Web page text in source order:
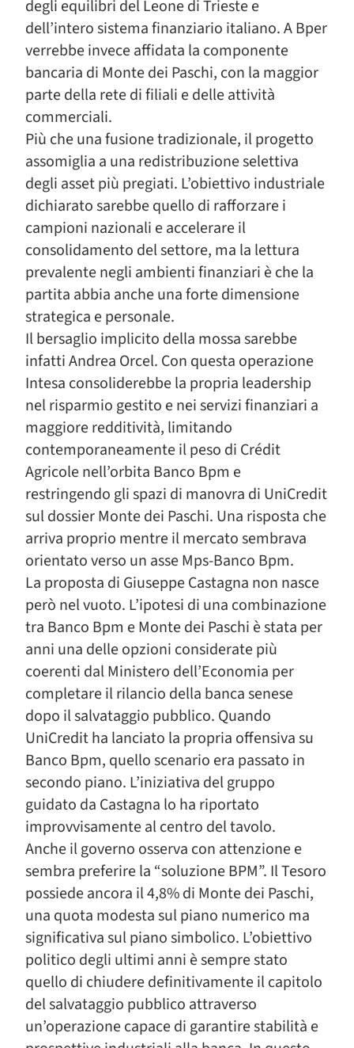
degli equilibri del Leone di Trieste e
dell’intero sistema finanziario italiano. A Bper
verrebbe invece affidata la componente
bancaria di Monte dei Paschi, con la maggior
parte della rete di filiali e delle attività
commerciali.
Più che una fusione tradizionale, il progetto
assomiglia a una redistribuzione selettiva
degli asset più pregiati. L’obiettivo industriale
dichiarato sarebbe quello di rafforzare i
campioni nazionali e accelerare il
consolidamento del settore, ma la lettura
prevalente negli ambienti finanziari è che la
partita abbia anche una forte dimensione
strategica e personale.
Il bersaglio implicito della mossa sarebbe
infatti Andrea Orcel. Con questa operazione
Intesa consoliderebbe la propria leadership
nel risparmio gestito e nei servizi finanziari a
maggiore redditività, limitando
contemporaneamente il peso di Crédit
Agricole nell’orbita Banco Bpm e
restringendo gli spazi di manovra di UniCredit
sul dossier Monte dei Paschi. Una risposta che
arriva proprio mentre il mercato sembrava
orientato verso un asse Mps-Banco Bpm.
La proposta di Giuseppe Castagna non nasce
però nel vuoto. L’ipotesi di una combinazione
tra Banco Bpm e Monte dei Paschi è stata per
anni una delle opzioni considerate più
coerenti dal Ministero dell’Economia per
completare il rilancio della banca senese
dopo il salvataggio pubblico. Quando
UniCredit ha lanciato la propria offensiva su
Banco Bpm, quello scenario era passato in
secondo piano. L’iniziativa del gruppo
guidato da Castagna lo ha riportato
improvvisamente al centro del tavolo.
Anche il governo osserva con attenzione e
sembra preferire la “soluzione BPM”. Il Tesoro
possiede ancora il 4,8% di Monte dei Paschi,
una quota modesta sul piano numerico ma
significativa sul piano simbolico. L’obiettivo
politico degli ultimi anni è sempre stato
quello di chiudere definitivamente il capitolo
del salvataggio pubblico attraverso
un’operazione capace di garantire stabilità e